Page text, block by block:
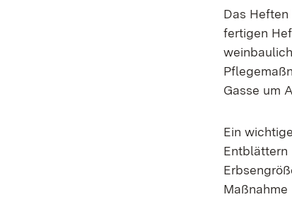
Das
fertigen
Gasse um
Ein
Entblättern